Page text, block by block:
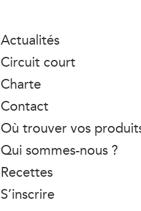
Actualités
Circuit court
Charte
Contact
Où trouver vos
Qui sommes-nous ?
Recettes
S’inscrire